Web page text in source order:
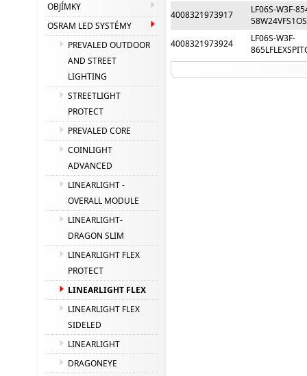
OBJÍMKY
OSRAM LED SYSTÉMY
PREVALED OUTDOOR
AND STREET
LIGHTING
STREETLIGHT
PROTECT
PREVALED CORE
COINLIGHT
ADVANCED
LINEARLIGHT -
OVERALL MODULE
LINEARLIGHT-
DRAGON SLIM
LINEARLIGHT FLEX
PROTECT
LINEARLIGHT FLEX
LINEARLIGHT FLEX
SIDELED
LINEARLIGHT
DRAGONEYE
4008321973917
LF06S-W3F-
4008321973924
LF06S-W3F-